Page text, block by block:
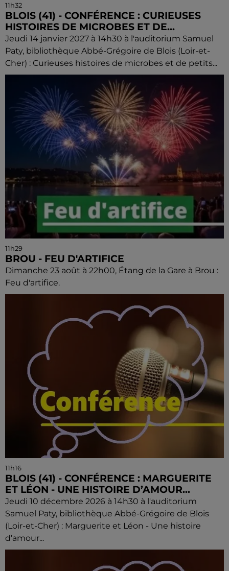
11h32
BLOIS (41) - CONFÉRENCE : CURIEUSES
HISTOIRES DE MICROBES ET DE...
Jeudi 14 janvier 2027 à 14h30 à l'auditorium Samuel
Paty, bibliothèque Abbé-Grégoire de Blois (Loir-et-
Cher) : Curieuses histoires de microbes et de petits...
11h29
BROU - FEU D'ARTIFICE
Dimanche 23 août à 22h00, Étang de la Gare à Brou :
Feu d'artifice.
11h16
BLOIS (41) - CONFÉRENCE : MARGUERITE
ET LÉON - UNE HISTOIRE D’AMOUR...
Jeudi 10 décembre 2026 à 14h30 à l'auditorium
Samuel Paty, bibliothèque Abbé-Grégoire de Blois
(Loir-et-Cher) : Marguerite et Léon - Une histoire
d’amour...